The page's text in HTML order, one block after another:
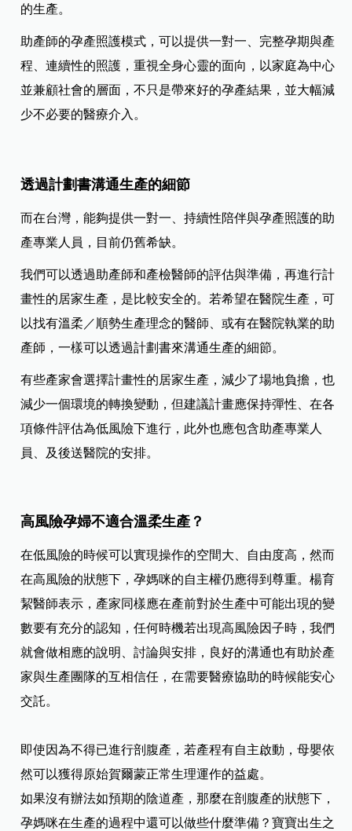
的生產。
助產師的孕產照護模式，可以提供一對一、完整孕期與產
程、連續性的照護，重視全身心靈的面向，以家庭為中心
並兼顧社會的層面，不只是帶來好的孕產結果，並大幅減
少不必要的醫療介入。
透過計劃書溝通生產的細節
而在台灣，能夠提供一對一、持續性陪伴與孕產照護的助
產專業人員，目前仍舊希缺。
我們可以透過助產師和產檢醫師的評估與準備，再進行計
畫性的居家生產，是比較安全的。若希望在醫院生產，可
以找有溫柔／順勢生產理念的醫師、或有在醫院執業的助
產師，一樣可以透過計劃書來溝通生產的細節。
有些產家會選擇計畫性的居家生產，減少了場地負擔，也
減少一個環境的轉換變動，但建議計畫應保持彈性、在各
項條件評估為低風險下進行，此外也應包含助產專業人
員、及後送醫院的安排。
高風險孕婦不適合溫柔生產？
在低風險的時候可以實現操作的空間大、自由度高，然而
在高風險的狀態下，孕媽咪的自主權仍應得到尊重。楊育
絜醫師表示，產家同樣應在產前對於生產中可能出現的變
數要有充分的認知，任何時機若出現高風險因子時，我們
就會做相應的說明、討論與安排，良好的溝通也有助於產
家與生產團隊的互相信任，在需要醫療協助的時候能安心
交託。
即使因為不得已進行剖腹產，若產程有自主啟動，母嬰依
然可以獲得原始賀爾蒙正常生理運作的益處。
如果沒有辦法如預期的陰道產，那麼在剖腹產的狀態下，
孕媽咪在生產的過程中還可以做些什麼準備？寶寶出生之